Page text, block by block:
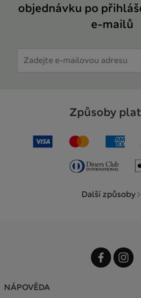
objednávku po
e-mailů
Způsoby
Další způsoby
NÁPOVĚDA